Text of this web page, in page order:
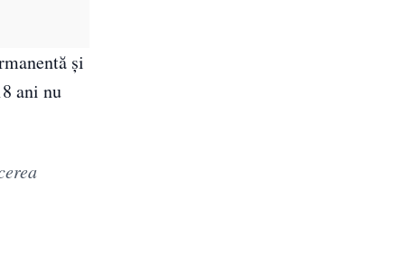
și
ani nu